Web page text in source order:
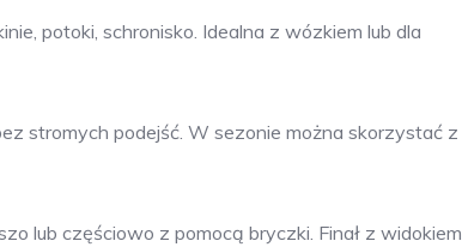
potoki, schronisko. Idealna z wózkiem lub dla
stromych podejść. W sezonie można skorzystać z
lub częściowo z pomocą bryczki. Finał z widokiem,